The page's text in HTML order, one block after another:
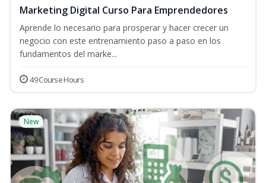
Marketing Digital Curso Para Emprendedores
Aprende lo necesario para prosperar y hacer crecer un
negocio con este entrenamiento paso a paso en los
fundamentos del marke...
49 Course Hours
New